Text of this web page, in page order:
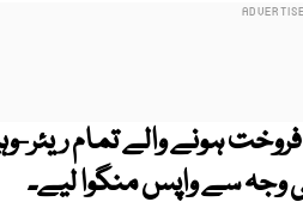
ہونے والے تمام ریئر-
وجہ سے واپس منگوا لیے۔